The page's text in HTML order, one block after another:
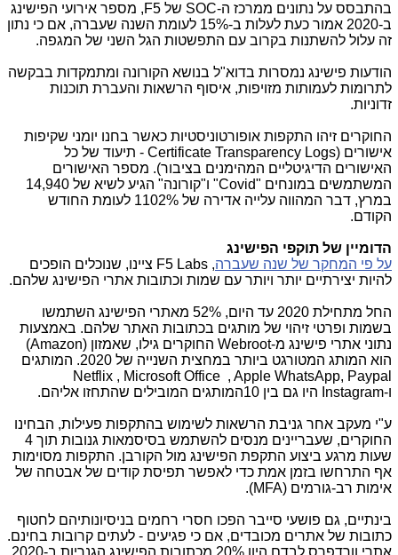
בהתבסס על נתונים ממרכז ה-SOC של F5, מספר אירועי הפישינג
ב-2020 אמור כעת לעלות ב-15% לעומת השנה שעברה, אם כי נתון
זה עלול להשתנות בקרוב עם התפשטות הגל השני של המגפה.
הודעות פישינג נמסרות בדוא"ל בנושא הקורונה ומתמקדות בבקשה
לתרומות לעמותות מזויפות, איסוף הרשאות והעברת תוכנות
זדוניות.
החוקרים זיהו התקפות אופורטוניסטיות כאשר בחנו יומני שקיפות
אישורים (Certificate Transparency Logs - תיעוד של כל
האישורים הדיגיטליים המהימנים בציבור). מספר האישורים
המשתמשים במונחים "Covid
" ו"קורונה" הגיע לשיא של 14,940
במרץ, דבר המהווה עלייה אדירה של 1102% לעומת החודש
הקודם.
הדומיין של תוקפי הפישינג
על פי המחקר של שנה שעברה,
F5 Labs ציינו, שנוכלים הופכים
להיות יצירתיים יותר ויותר עם שמות וכתובות אתרי הפישינג שלהם.
החל מתחילת 2020 עד היום, 52% מאתרי הפישינג השתמשו
בשמות ופרטי זיהוי של מותגים בכתובות האתר שלהם. באמצעות
נתוני אתרי פישינג מ-Webroot החוקרים גילו, שאמזון (Amazon
)
הוא המותג המטורגט ביותר במחצית השנייה של 2020. המותגים
Paypal
,
Apple WhatsApp
,
Microsoft Office
,
Netflix
ו-Instagram היו גם בין 10המותגים המובילים שהתחזו אליהם.
ע"י מעקב אחר גניבת הרשאות לשימוש בהתקפות פעילות, הבחינו
החוקרים, שעבריינים מנסים להשתמש בסיסמאות גנובות תוך 4
שעות מרגע ביצוע התקפת הפישינג מול הקורבן. התקפות מסוימות
אף התרחשו בזמן אמת כדי לאפשר תפיסת קודים של אבטחה של
אימות רב-גורמים (MFA
).
בינתיים, גם פושעי סייבר הפכו חסרי רחמים בניסיונותיהם לחטוף
כתובות של אתרים מכובדים, אם כי פגיעים - לעתים קרובות בחינם.
אתרי וורדפרס לבדם היוו 20% מכתובות הפישינג הגנריות ב-2020.